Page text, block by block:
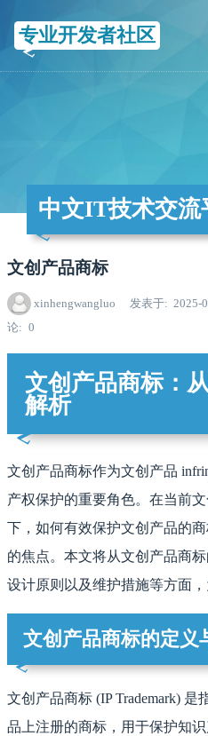
专业开发者社区
中文IT技术交流
文创产品商标
xinhengwangluo 发表于 2025-
论
0
文创产品商标：
解析
文创产品商标作为文创产品
产权保护的重要角色。在当前
下，如何有效保护文创产品的
的焦点。本文将从文创产品商
设计原则以及维护措施等方面
文创产品商标的定义
文创产品商标 (IP Trademark)
品上注册的商标，用于保护知